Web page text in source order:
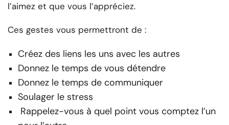
l’aimez et que vous l’appréciez.
Ces gestes vous permettront de :
Créez des liens les uns avec les autres
Donnez le temps de vous détendre
Donnez le temps de communiquer
Soulager le stress
Rappelez-vous à quel point vous comptez l’un